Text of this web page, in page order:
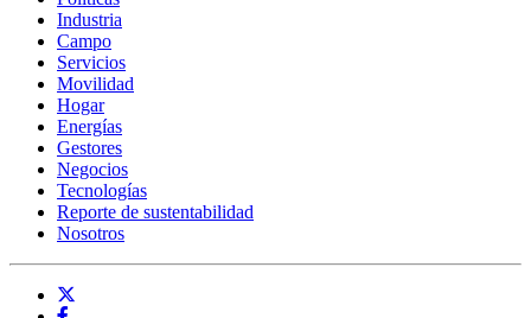
Industria
Campo
Servicios
Movilidad
Hogar
Energías
Gestores
Negocios
Tecnologías
Reporte de sustentabilidad
Nosotros